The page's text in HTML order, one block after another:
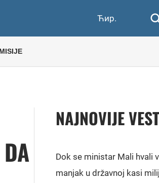
Ћир.
NAJNOVIJE
Dok se ministar Mali hvali
manjak u državnoj kasi